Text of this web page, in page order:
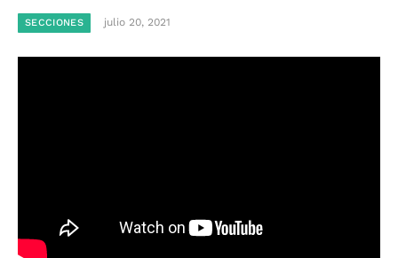
SECCIONES julio 20, 2021